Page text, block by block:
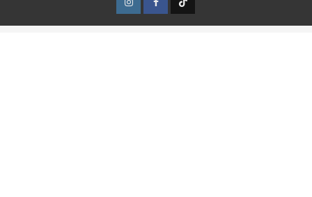
InstagramFacebook
TikTok